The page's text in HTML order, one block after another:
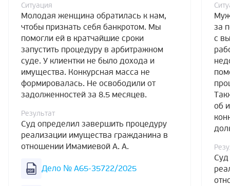
Ситуация
Молодая женщина обратилась к нам,
чтобы признать себя банкротом. Мы
помогли ей в кратчайшие сроки
запустить процедуру в арбитражном
суде. У клиентки не было дохода и
имущества. Конкурсная масса не
формировалась. Не освободили от
задолженностей за 8.5 месяцев.
Результат
Суд определил завершить процедуру
реализации имущества гражданина в
отношении Имамиевой А. А.
Дело № А65-35722/2025
за
с
об